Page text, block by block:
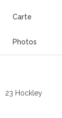
Carte
Photos
23 Hockley